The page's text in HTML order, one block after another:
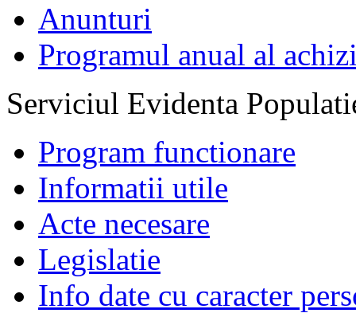
Anunturi
Programul anual al
Serviciul Evidenta
Program functionare
Informatii utile
Acte necesare
Legislatie
Info date cu caracter